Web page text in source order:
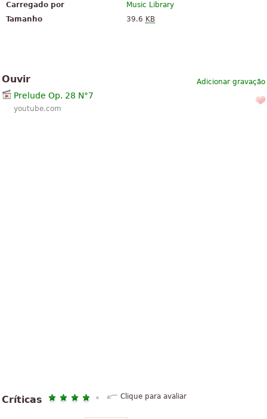
Carregado por
Music Library
Tamanho
39.6 KB
Adicionar gravação
Ouvir
Prelude Op. 28 N°7
youtube.com
Críticas Clique para avaliar